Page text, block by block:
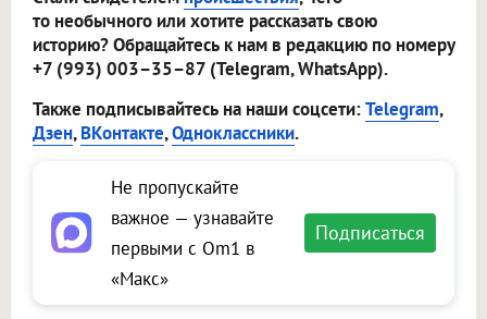
то необычного или хотите рассказать свою
историю? Обращайтесь к нам в редакцию по номеру
+7 (993) 003–35–87 (Telegram, WhatsApp).
Также подписывайтесь на наши соцсети:Telegram,
Дзен,ВКонтакте,Одноклассники.
Не пропускайте
важное — узнавайте
первыми с Om1 в
«Макс»
Подписаться